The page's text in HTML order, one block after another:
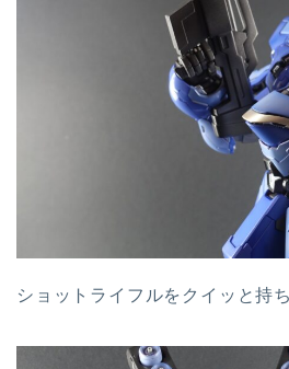
ショットライフルをクイッと持